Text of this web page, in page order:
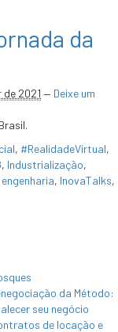
da
de 2021 — Deixe um
, #RealidadeVirtual,
, Industrialização,
, InovaTalks,
da Método:
seu negócio
de locação e